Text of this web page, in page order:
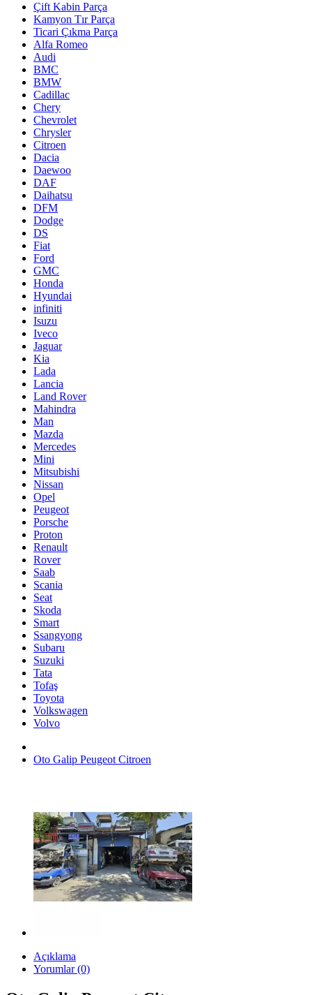
Çift Kabin Parça
Kamyon Tır Parça
Ticari Çıkma Parça
Alfa Romeo
Audi
BMC
BMW
Cadillac
Chery
Chevrolet
Chrysler
Citroen
Dacia
Daewoo
DAF
Daihatsu
DFM
Dodge
DS
Fiat
Ford
GMC
Honda
Hyundai
infiniti
Isuzu
Iveco
Jaguar
Kia
Lada
Lancia
Land Rover
Mahindra
Man
Mazda
Mercedes
Mini
Mitsubishi
Nissan
Opel
Peugeot
Porsche
Proton
Renault
Rover
Saab
Scania
Seat
Skoda
Smart
Ssangyong
Subaru
Suzuki
Tata
Tofaş
Toyota
Volkswagen
Volvo
Oto Galip Peugeot Citroen
Açıklama
Yorumlar (0)